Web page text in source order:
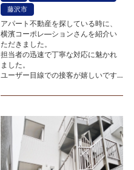
藤沢市
アパート不動産を探している時に、
横濱コーポレ―ションさんを紹介い
ただきました。
担当者の迅速で丁寧な対応に魅かれ
ました。
ユーザー目線での接客が嬉しいです
資金計画を一緒に検討してもらい、